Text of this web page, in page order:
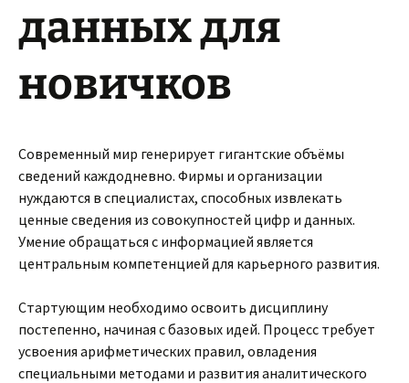
данных для
новичков
Современный мир генерирует гигантские объёмы
сведений каждодневно. Фирмы и организации
нуждаются в специалистах, способных извлекать
ценные сведения из совокупностей цифр и данных.
Умение обращаться с информацией является
центральным компетенцией для карьерного развития.
Стартующим необходимо освоить дисциплину
постепенно, начиная с базовых идей. Процесс требует
усвоения арифметических правил, овладения
специальными методами и развития аналитического